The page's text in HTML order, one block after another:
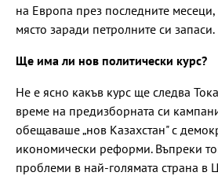
на Европа през последните
място заради петролните си запаси.
Ще има ли нов политически курс?
Не е ясно какъв курс ще следва
време на предизборната си
обещаваше „нов Казахстан" с
икономически реформи. Въпреки
проблеми в най-голямата страна в